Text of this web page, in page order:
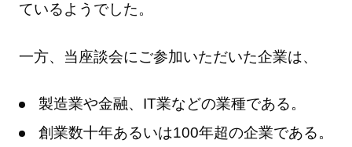
ているようでした。
一方、当座談会にご参加いただいた企業は、
製造業や金融、IT業などの業種である。
創業数十年あるいは100年超の企業である。